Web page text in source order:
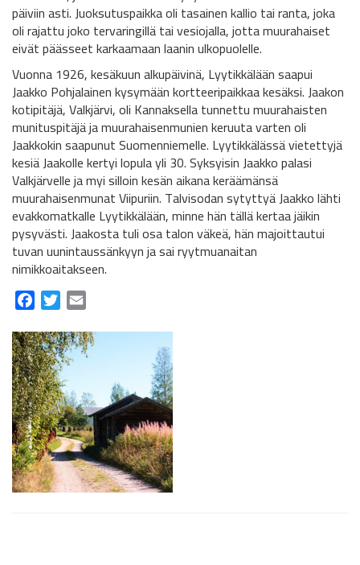
päiviin asti. Juoksutuspaikka oli tasainen kallio tai ranta, joka
oli rajattu joko tervaringillä tai vesiojalla, jotta muurahaiset
eivät päässeet karkaamaan laanin ulkopuolelle.
Vuonna 1926, kesäkuun alkupäivinä, Lyytikkälään saapui
Jaakko Pohjalainen kysymään kortteeripaikkaa kesäksi. Jaakon
kotipitäjä, Valkjärvi, oli Kannaksella tunnettu muurahaisten
munituspitäjä ja muurahaisenmunien keruuta varten oli
Jaakkokin saapunut Suomenniemelle. Lyytikkälässä vietettyjä
kesiä Jaakolle kertyi lopula yli 30. Syksyisin Jaakko palasi
Valkjärvelle ja myi silloin kesän aikana keräämänsä
muurahaisenmunat Viipuriin. Talvisodan sytyttyä Jaakko lähti
evakkomatkalle Lyytikkälään, minne hän tällä kertaa jäikin
pysyvästi. Jaakosta tuli osa talon väkeä, hän majoittautui
tuvan uunintaussänkyyn ja sai ryytmuanaitan
nimikkoaitakseen.
Facebook
Twitter